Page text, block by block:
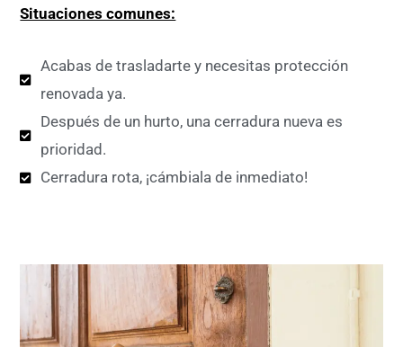
Situaciones comunes:
Acabas de trasladarte y necesitas protección
renovada ya.
Después de un hurto, una cerradura nueva es
prioridad.
Cerradura rota, ¡cámbiala de inmediato!